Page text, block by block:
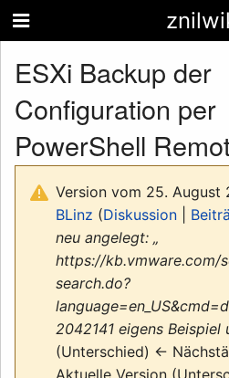
ESXi Backup der
Configuration per
PowerShell
Version vom 25. August
BLinz (Diskussion
neu angelegt: „
https://kb.vmware.com/
search.do?
2042141 eigens Beispiel
(Unterschied) ←
Aktuelle Version